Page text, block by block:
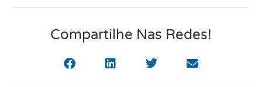
Compartilhe Nas Redes!